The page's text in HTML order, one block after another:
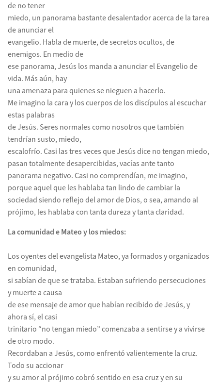
de no tener
miedo, un panorama bastante desalentador acerca de la tarea
de anunciar el
evangelio. Habla de muerte, de secretos ocultos, de
enemigos. En medio de
ese panorama, Jesús los manda a anunciar el Evangelio de
vida. Más aún, hay
una amenaza para quienes se nieguen a hacerlo.
Me imagino la cara y los cuerpos de los discípulos al escuchar
estas palabras
de Jesús. Seres normales como nosotros que también
tendrían susto, miedo,
escalofrío. Casi las tres veces que Jesús dice no tengan miedo,
pasan totalmente desapercibidas, vacías ante tanto
panorama negativo. Casi no comprendían, me imagino,
porque aquel que les hablaba tan lindo de cambiar la
sociedad siendo reflejo del amor de Dios, o sea, amando al
prójimo, les hablaba con tanta dureza y tanta claridad.
La comunidad e Mateo y los miedos:
Los oyentes del evangelista Mateo, ya formados y organizados
en comunidad,
si sabían de que se trataba. Estaban sufriendo persecuciones
y muerte a causa
de ese mensaje de amor que habían recibido de Jesús, y
ahora sí, el casi
trinitario “no tengan miedo” comenzaba a sentirse y a vivirse
de otro modo.
Recordaban a Jesús, como enfrentó valientemente la cruz.
Todo su accionar
y su amor al prójimo cobró sentido en esa cruz y en su